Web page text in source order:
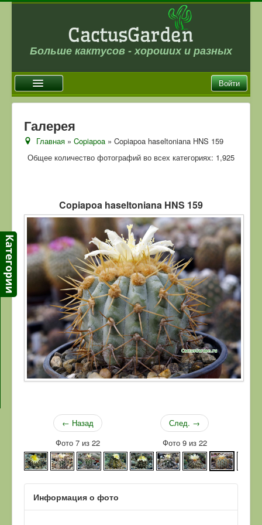
Больше кактусов - хороших и разных
Войти
Новости
Галерея
Отзывы
Ссылки
Контакты
Галерея
Главная »Copiapoa » Copiapoa haseltoniana HNS 159
Общее количество фотографий во всех категориях: 1,925
Copiapoa haseltoniana HNS 159
← Назад
Фото 7 из 22
След. →
Фото 9 из 22
Информация о фото